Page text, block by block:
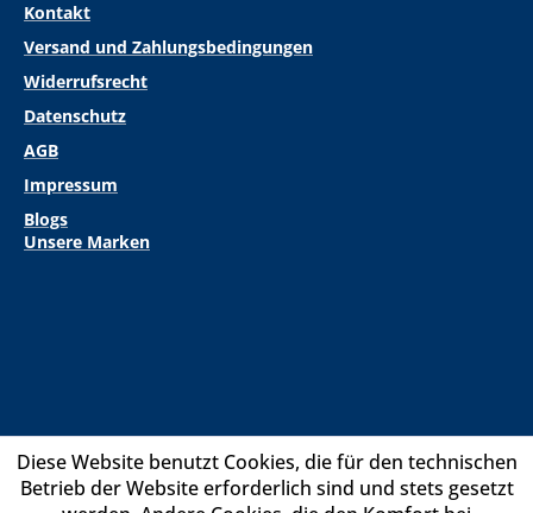
Kontakt
Versand und Zahlungsbedingungen
Widerrufsrecht
Datenschutz
AGB
Impressum
Blogs
Unsere Marken
Diese Website benutzt Cookies, die für den technischen
Betrieb der Website erforderlich sind und stets gesetzt